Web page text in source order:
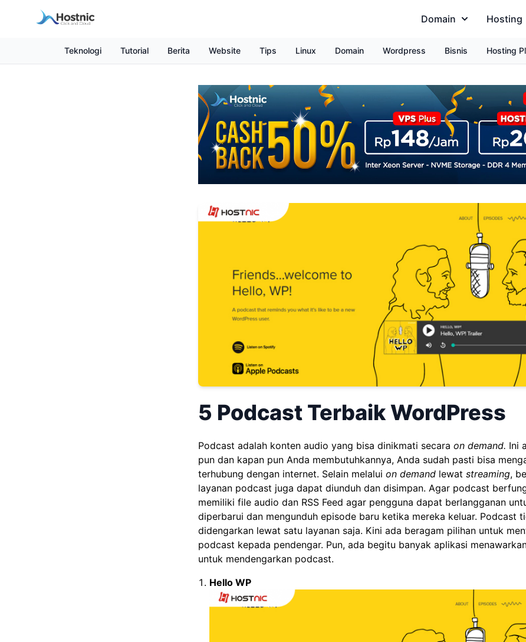
Domain Hosting
Teknologi Tutorial Berita Website Tips Linux Domain Wordpress Bisnis Hosting
5 Podcast Terbaik WordPress
Podcast adalah konten audio yang bisa dinikmati secara on demand. Ini
pun dan kapan pun Anda membutuhkannya, Anda sudah pasti bisa
terhubung dengan internet. Selain melalui on demand lewat streaming,
layanan podcast juga dapat diunduh dan disimpan. Agar podcast
memiliki file audio dan RSS Feed agar pengguna dapat berlangganan
diperbarui dan mengunduh episode baru ketika mereka keluar. Podcast
didengarkan lewat satu layanan saja. Kini ada beragam pilihan untuk
podcast kepada pendengar. Pun, ada begitu banyak aplikasi
untuk mendengarkan podcast.
Hello WP